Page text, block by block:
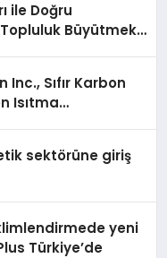
ile Doğru
Büyütmek
Sıfır Karbon
Isıtma
sektörüne giriş
yeni
Türkiye’de